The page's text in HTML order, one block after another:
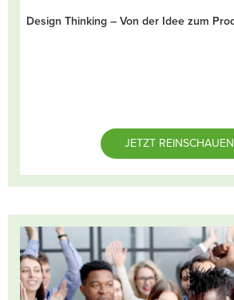
Design Thinking – Von der Idee zum
JETZT REINSCHAUEN